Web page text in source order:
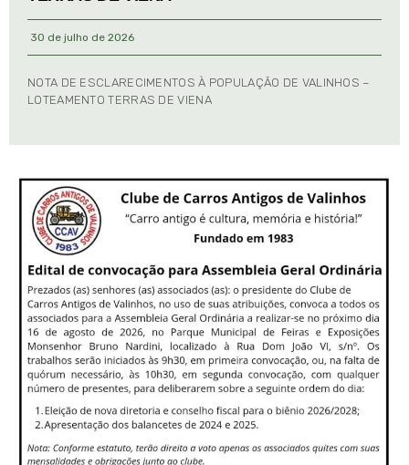
30 de julho de 2026
NOTA DE ESCLARECIMENTOS À POPULAÇÃO DE VALINHOS –
LOTEAMENTO TERRAS DE VIENA